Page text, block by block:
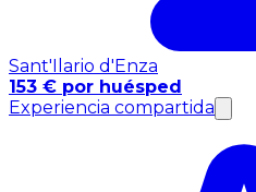
Sant'Ilario d'Enza
153 € por huésped
Experiencia compartida